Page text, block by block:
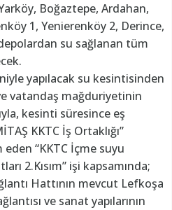
Boğaztepe, Ardahan,
1, Yenierenköy 2, Derince,
su sağlanan tüm
yapılacak su kesintisinden
vatandaş mağduriyetinin
kesinti süresince eş
KKTC İş Ortaklığı”
eden “KKTC İçme suyu
2.Kısım” işi kapsamında;
Hattının mevcut Lefkoşa
ve sanat yapılarının